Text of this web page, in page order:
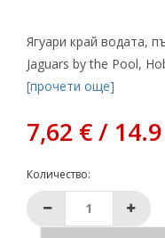
Ягуари край водата,
Jaguars by the Pool,
[прочети още]
7,62 € /
Количество: